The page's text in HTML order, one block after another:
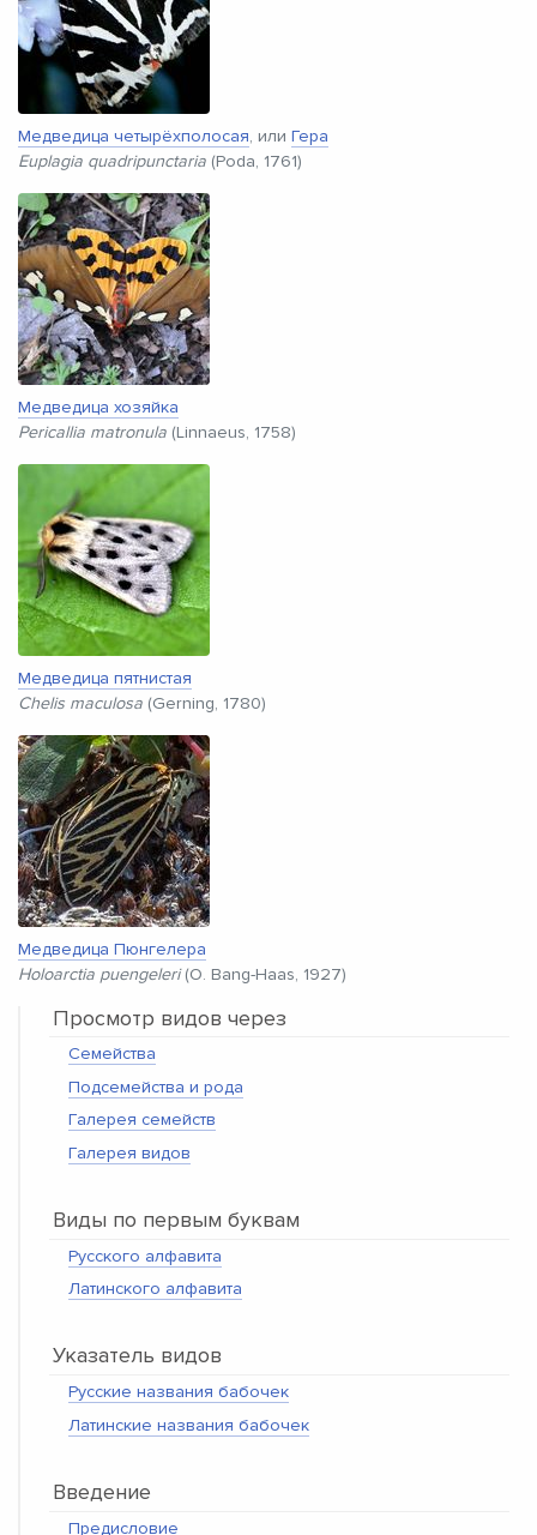
Медведица четырёхполосая, или Гера
Euplagia quadripunctaria (Poda, 1761)
Медведица хозяйка
Pericallia matronula (Linnaeus, 1758)
Медведица пятнистая
Chelis maculosa (Gerning, 1780)
Медведица Пюнгелера
Holoarctia puengeleri(O. Bang-Haas, 1927)
Просмотр видов через
Семейства
Подсемейства и рода
Галерея семейств
Галерея видов
Виды по первым буквам
Русского алфавита
Латинского алфавита
Указатель видов
Русские названия бабочек
Латинские названия бабочек
Введение
Предисловие